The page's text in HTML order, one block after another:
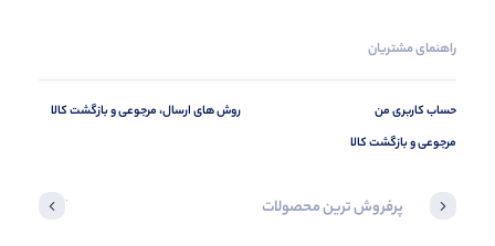
راهنمای مشتریان
حساب کاربری من
مرجوعی و بازگشت کالا
روش های ارسال، مرجوعی و بازگشت کالا
پرفروش ترین محصولات آخرین